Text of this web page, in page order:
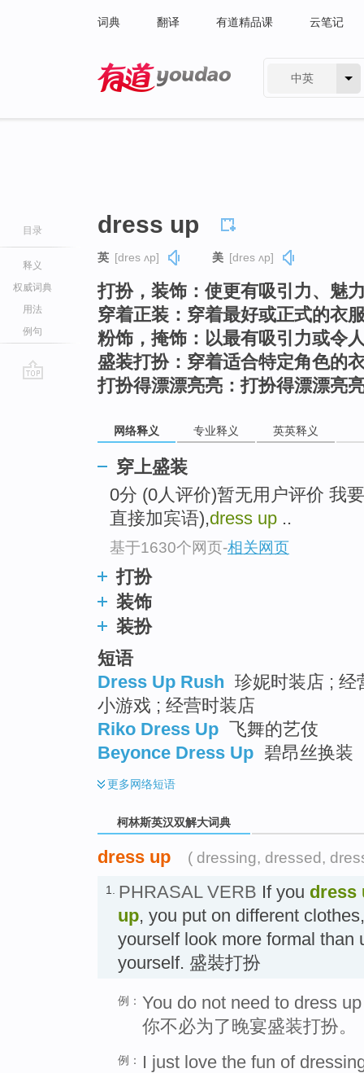
词典 翻译 有道精品课 云笔记
中英
目录
释义
权威词典
用法
例句
dress up
英 [dres ʌp] 美 [dres ʌp]
打扮，装饰：使更有吸引力、魅
穿着正装：穿着最好或正式的衣
粉饰，掩饰：以最有吸引力或令
盛装打扮：穿着适合特定角色的
打扮得漂漂亮亮：打扮得漂漂亮
网络释义 专业释义 英英释义
穿上盛装
0分 (0人评价)暂无用户评价 我
直接加宾语),dress up ..
基于1630个网页-相关网页
打扮
装饰
装扮
短语
Dress Up Rush 珍妮时装店 ; 经
小游戏 ; 经营时装店
Riko Dress Up 飞舞的艺伎
Beyonce Dress Up 碧昂丝换装
更多网络短语
柯林斯英汉双解大词典
dress up ( dressing, dressed,
1. PHRASAL VERB If you dress
up, you put on different
yourself look more formal than
yourself. 盛裝打扮
例： You do not need to dress
你不必为了晚宴盛装打扮。
例：
I just love the fun of